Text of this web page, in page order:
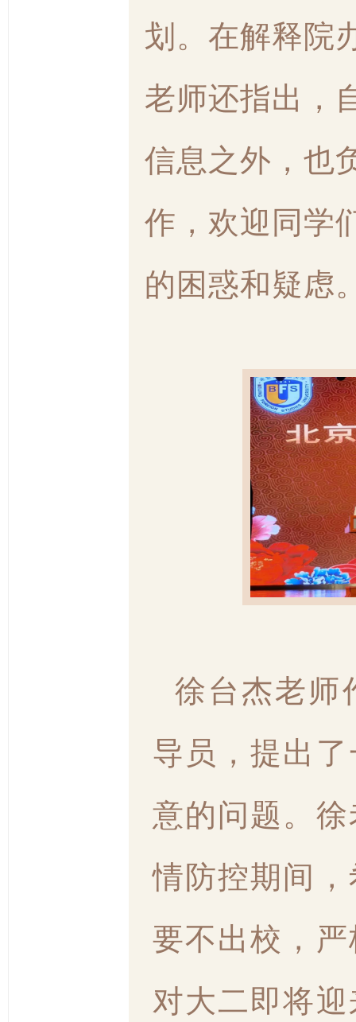
划。在解释院
老师还指出，
信息之外，也
作，欢迎同学
的困惑和疑虑
徐台杰老师
导员，提出
意的问题。
情防控期间
要不出校，
对大二即将